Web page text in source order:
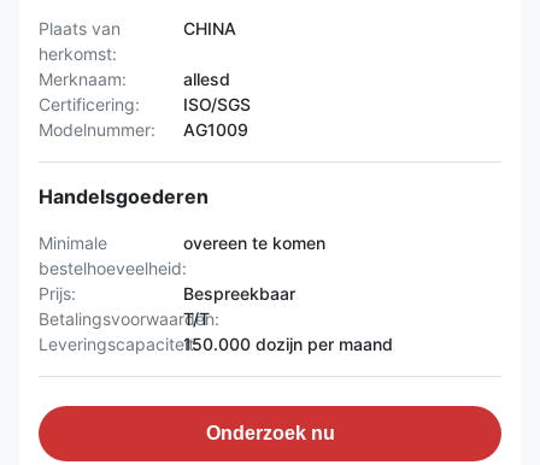
Plaats van
herkomst:
CHINA
Merknaam:
allesd
Certificering:
ISO/SGS
Modelnummer:
AG1009
Handelsgoederen
Minimale
bestelhoeveelheid:
overeen te komen
Prijs:
Bespreekbaar
Betalingsvoorwaarden:
T/T
Leveringscapaciteit:150.000 dozijn per maand
Onderzoek nu